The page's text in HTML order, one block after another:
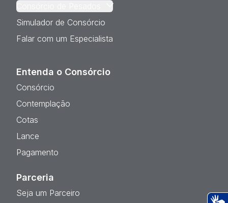
Consórcio de Pesados
Simulador de Consórcio
Falar com um Especialista
Entenda o Consórcio
Consórcio
Contemplação
Cotas
Lance
Pagamento
Parceria
Seja um Parceiro